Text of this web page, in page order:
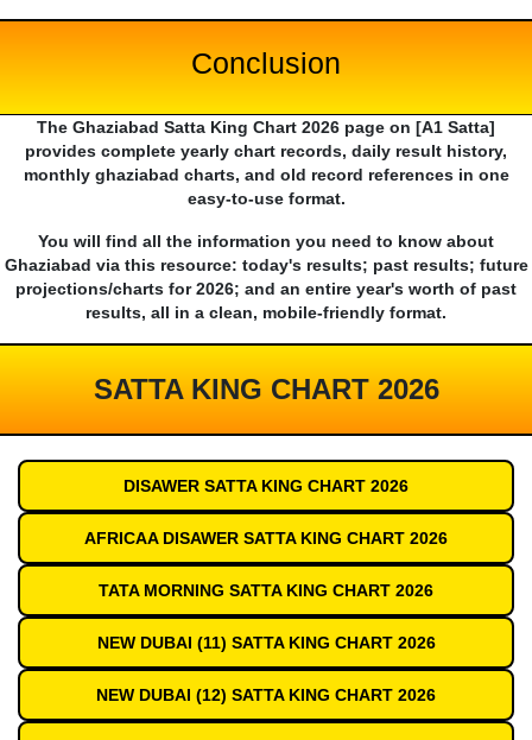
Conclusion
The Ghaziabad Satta King Chart 2026 page on [A1 Satta]
provides complete yearly chart records, daily result history,
monthly ghaziabad charts, and old record references in one
easy-to-use format.
You will find all the information you need to know about
Ghaziabad via this resource: today's results; past results; future
projections/charts for 2026; and an entire year's worth of past
results, all in a clean, mobile-friendly format.
SATTA KING CHART 2026
DISAWER SATTA KING CHART 2026
AFRICAA DISAWER SATTA KING CHART 2026
TATA MORNING SATTA KING CHART 2026
NEW DUBAI (11) SATTA KING CHART 2026
NEW DUBAI (12) SATTA KING CHART 2026